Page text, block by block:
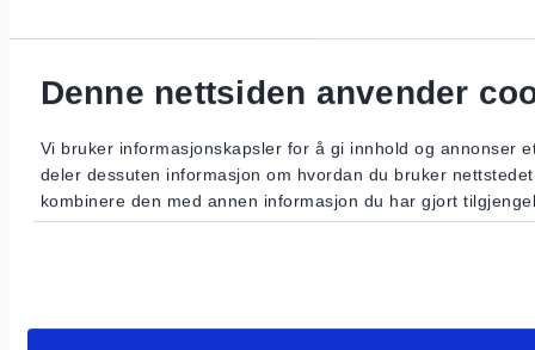
Denne nettsiden anvender
Vi bruker informasjonskapsler for å gi innhold og annonser
deler dessuten informasjon om hvordan du bruker
kombinere den med annen informasjon du har gjort